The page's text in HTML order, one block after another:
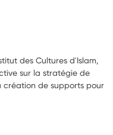
des Cultures d'Islam,
sur la stratégie de
de supports pour